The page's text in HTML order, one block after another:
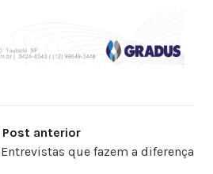
Post anterior
que fazem a diferença